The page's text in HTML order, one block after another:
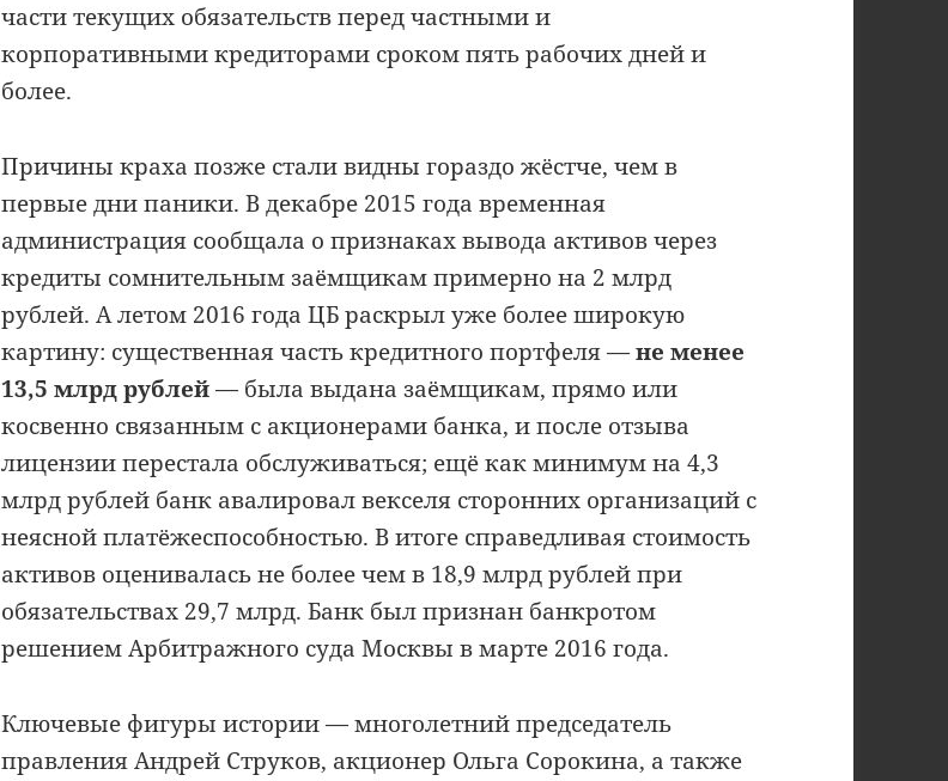
части текущих обязательств перед частными и
корпоративными кредиторами сроком пять рабочих дней и
более.
Причины краха позже стали видны гораздо жёстче, чем в
первые дни паники. В декабре 2015 года временная
администрация сообщала о признаках вывода активов через
кредиты сомнительным заёмщикам примерно на 2 млрд
рублей. А летом 2016 года ЦБ раскрыл уже более широкую
картину: существенная часть кредитного портфеля —не менее
13,5 млрд рублей— была выдана заёмщикам, прямо или
косвенно связанным с акционерами банка, и после отзыва
лицензии перестала обслуживаться; ещё как минимум на 4,3
млрд рублей банк авалировал векселя сторонних организаций с
неясной платёжеспособностью. В итоге справедливая стоимость
активов оценивалась не более чем в 18,9 млрд рублей при
обязательствах 29,7 млрд. Банк был признан банкротом
решением Арбитражного суда Москвы в марте 2016 года.
Ключевые фигуры истории — многолетний председатель
правления Андрей Струков, акционер Ольга Сорокина, а также